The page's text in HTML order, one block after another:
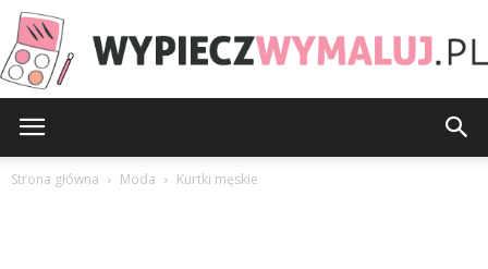
Strona główna Moda Kurtki męskie